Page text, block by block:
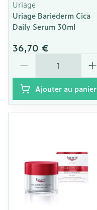
Uriage
Uriage Bariederm Cica
Daily Serum 30ml
36,70 €
Ajouter au panier